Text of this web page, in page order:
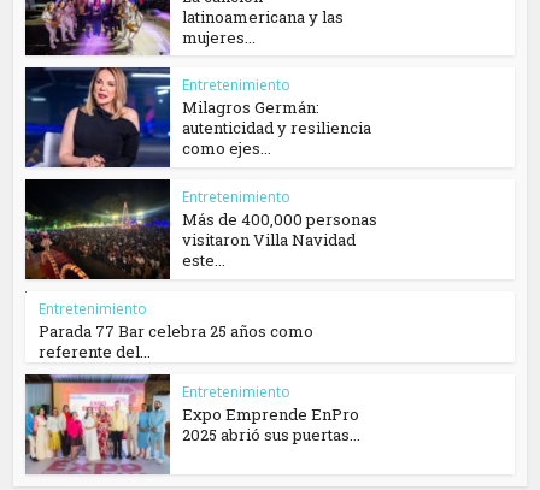
latinoamericana y las
mujeres...
Entretenimiento
Milagros Germán:
autenticidad y resiliencia
como ejes...
Entretenimiento
Más de 400,000 personas
visitaron Villa Navidad
este...
Entretenimiento
Parada 77 Bar celebra 25 años como
referente del...
Entretenimiento
Expo Emprende EnPro
2025 abrió sus puertas...